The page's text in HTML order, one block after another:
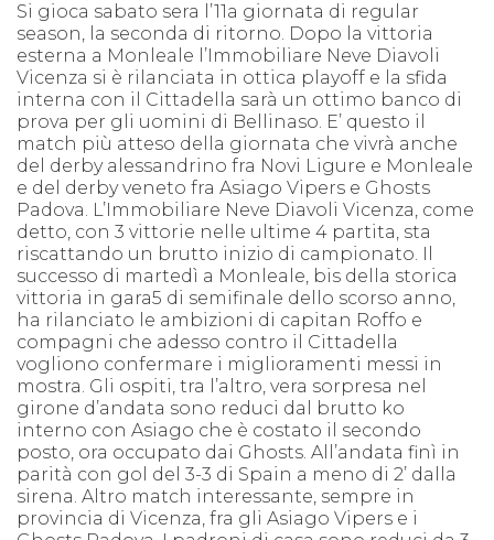
Si gioca sabato sera l’11a giornata di regular
season, la seconda di ritorno. Dopo la vittoria
esterna a Monleale l’Immobiliare Neve Diavoli
Vicenza si è rilanciata in ottica playoff e la sfida
interna con il Cittadella sarà un ottimo banco di
prova per gli uomini di Bellinaso. E’ questo il
match più atteso della giornata che vivrà anche
del derby alessandrino fra Novi Ligure e Monleale
e del derby veneto fra Asiago Vipers e Ghosts
Padova. L’Immobiliare Neve Diavoli Vicenza, come
detto, con 3 vittorie nelle ultime 4 partita, sta
riscattando un brutto inizio di campionato. Il
successo di martedì a Monleale, bis della storica
vittoria in gara5 di semifinale dello scorso anno,
ha rilanciato le ambizioni di capitan Roffo e
compagni che adesso contro il Cittadella
vogliono confermare i miglioramenti messi in
mostra. Gli ospiti, tra l’altro, vera sorpresa nel
girone d’andata sono reduci dal brutto ko
interno con Asiago che è costato il secondo
posto, ora occupato dai Ghosts. All’andata finì in
parità con gol del 3-3 di Spain a meno di 2’ dalla
sirena. Altro match interessante, sempre in
provincia di Vicenza, fra gli Asiago Vipers e i